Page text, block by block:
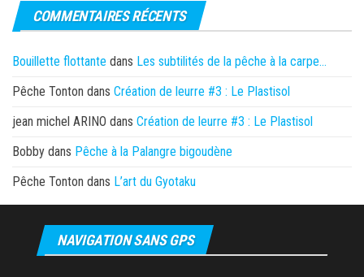
COMMENTAIRES RÉCENTS
Bouillette flottante dans Les subtilités de la pêche à la carpe…
Pêche Tonton dans Création de leurre #3 : Le Plastisol
jean michel ARINO dans Création de leurre #3 : Le Plastisol
Bobby dans Pêche à la Palangre bigoudène
Pêche Tonton dans L’art du Gyotaku
NAVIGATION SANS GPS